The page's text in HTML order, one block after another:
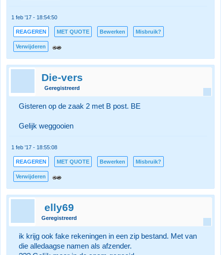
1 feb '17 - 18:54:50
REAGEREN MET QUOTE Bewerken Misbruik?
Verwijderen
Die-vers
Geregistreerd
Gisteren op de zaak 2 met B post. BE
Gelijk weggooien
1 feb '17 - 18:55:08
REAGEREN MET QUOTE Bewerken Misbruik?
Verwijderen
elly69
Geregistreerd
ik krijg ook fake rekeningen in een zip bestand. Met van
die alledaagse namen als afzender.